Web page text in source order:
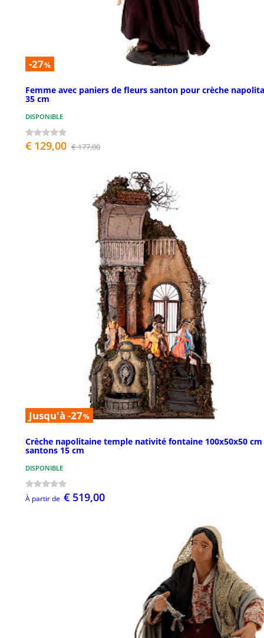
-27%
Femme avec paniers de fleurs santon pour crèche
35 cm
DISPONIBLE
€ 129,00 € 177,00
Jusqu'à -27%
Crèche napolitaine temple nativité fontaine 100x50x50 cm
santons 15 cm
DISPONIBLE
À partir de € 519,00